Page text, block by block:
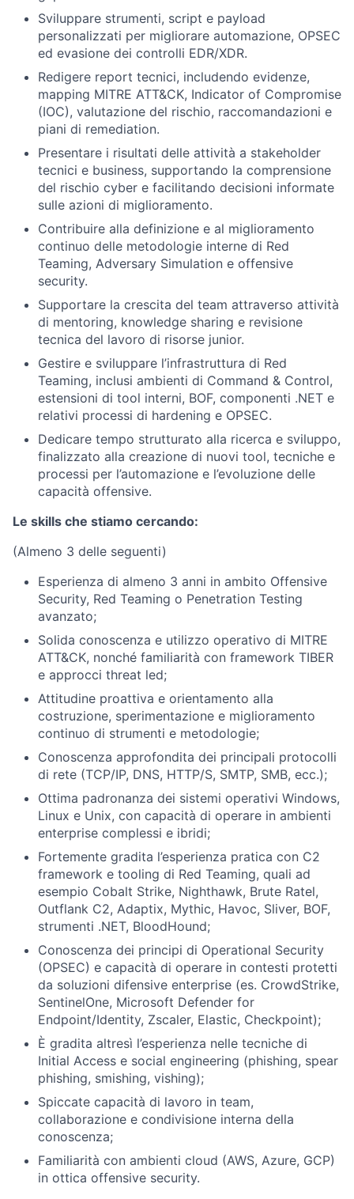
Sviluppare strumenti, script e payload
personalizzati per migliorare automazione, OPSEC
ed evasione dei controlli EDR/XDR.
Redigere report tecnici, includendo evidenze,
mapping MITRE ATT&CK, Indicator of Compromise
(IOC), valutazione del rischio, raccomandazioni e
piani di remediation.
Presentare i risultati delle attività a stakeholder
tecnici e business, supportando la comprensione
del rischio cyber e facilitando decisioni informate
sulle azioni di miglioramento.
Contribuire alla definizione e al miglioramento
continuo delle metodologie interne di Red
Teaming, Adversary Simulation e offensive
security.
Supportare la crescita del team attraverso attività
di mentoring, knowledge sharing e revisione
tecnica del lavoro di risorse junior.
Gestire e sviluppare l’infrastruttura di Red
Teaming, inclusi ambienti di Command & Control,
estensioni di tool interni, BOF, componenti .NET e
relativi processi di hardening e OPSEC.
Dedicare tempo strutturato alla ricerca e sviluppo,
finalizzato alla creazione di nuovi tool, tecniche e
processi per l’automazione e l’evoluzione delle
capacità offensive.
Le skills che stiamo cercando:
(Almeno 3 delle seguenti)
Esperienza di almeno 3 anni in ambito Offensive
Security, Red Teaming o Penetration Testing
avanzato;
Solida conoscenza e utilizzo operativo di MITRE
ATT&CK, nonché familiarità con framework TIBER
e approcci threat led;
Attitudine proattiva e orientamento alla
costruzione, sperimentazione e miglioramento
continuo di strumenti e metodologie;
Conoscenza approfondita dei principali protocolli
di rete (TCP/IP, DNS, HTTP/S, SMTP, SMB, ecc.);
Ottima padronanza dei sistemi operativi Windows,
Linux e Unix, con capacità di operare in ambienti
enterprise complessi e ibridi;
Fortemente gradita l’esperienza pratica con C2
framework e tooling di Red Teaming, quali ad
esempio Cobalt Strike, Nighthawk, Brute Ratel,
Outflank C2, Adaptix, Mythic, Havoc, Sliver, BOF,
strumenti .NET, BloodHound;
Conoscenza dei principi di Operational Security
(OPSEC) e capacità di operare in contesti protetti
da soluzioni difensive enterprise (es. CrowdStrike,
SentinelOne, Microsoft Defender for
Endpoint/Identity, Zscaler, Elastic, Checkpoint);
È gradita altresì l’esperienza nelle tecniche di
Initial Access e social engineering (phishing, spear
phishing, smishing, vishing);
Spiccate capacità di lavoro in team,
collaborazione e condivisione interna della
conoscenza;
Familiarità con ambienti cloud (AWS, Azure, GCP)
in ottica offensive security.